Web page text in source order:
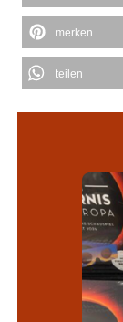
merken
teilen